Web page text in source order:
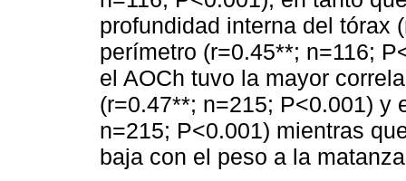
profundidad interna del tórax
perímetro (r=0.45**; n=116;
el AOCh tuvo la mayor
(r=0.47**; n=215; P<0.001) y
n=215; P<0.001) mientras
baja con el peso a la